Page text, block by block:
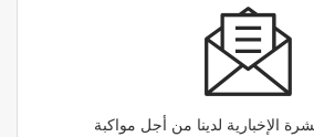
الإخبارية لدينا من أجل مواكبة